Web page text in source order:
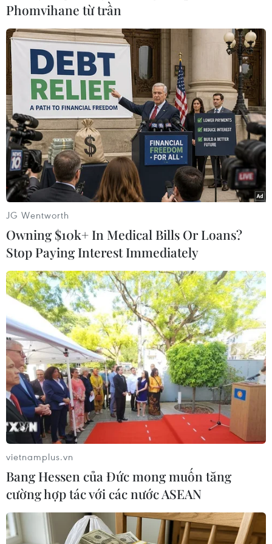
#Điện thoại #Gián điệp #NSA
#Ban Ki-Moon
#Angela Merkel
#Julian Assange
#Giới hạn đỏ thương mại
#Hoạt động do thám Mỹ
Theo dõi VietnamPlus
TIN LIÊN QUAN
Cựu nhân viên tình báo Edward Snowden
sẵn sàng ngồi tù để trở lại Mỹ
07/10/2015 01:00
Cựu nhân viên tình báo Edward Snowden cho biết anh
này đã đưa ra đề nghị được trở về Mỹ và vào tù vì đã
tiết lộ các thông tin về các chương trình nghe lén của
Phomvihane từ trần
JG Wentworth
Owning $10k+ In Medical Bills Or Loans?
Stop Paying Interest Immediately
vietnamplus.vn
Bang Hessen của Đức mong muốn tăng
cường hợp tác với các nước ASEAN